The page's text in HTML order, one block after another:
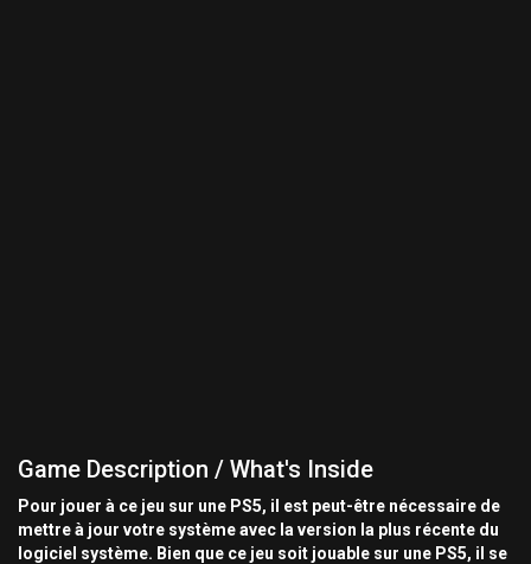
Game Description / What's Inside
Pour jouer à ce jeu sur une PS5, il est peut-être nécessaire de
mettre à jour votre système avec la version la plus récente du
logiciel système. Bien que ce jeu soit jouable sur une PS5, il se